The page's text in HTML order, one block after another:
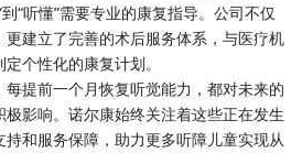
“听懂”需要专业的康复指导。公司不仅
建立了完善的术后服务体系，与医疗机
个性化的康复计划。
提前一个月恢复听觉能力，都对未来的
影响。诺尔康始终关注着这些正在发生
和服务保障，助力更多听障儿童实现从